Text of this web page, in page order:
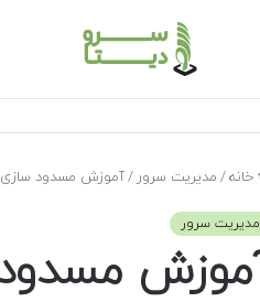
خانه/ مدیریت سرور /آموزش مسدود سازی IP در هاست سی پنل با ابزار IP Blocker
مدیریت سرور